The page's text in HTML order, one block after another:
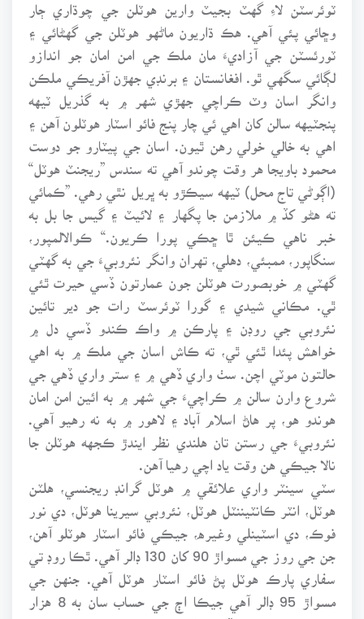
ٽوئرسٽن لاءِ گهٽ بجيٽ وارين هوٽلن جي چوڌاري ڄار
وڇائي پئي آهي. هڪ ڌاريون ماڻهو هوٽلن جي گهڻائي ۽
ٽورئسٽن جي آزاديءَ مان ملڪ جي امن امان جو اندازو
لڳائي سگهي ٿو. افغانستان ۽ برنڊي جهڙن آفريڪي ملڪن
وانگر اسان وٽ ڪراچي جهڙي شهر ۾ به گذريل ٽيهه
پنجٽيهه سالن کان اهي ئي چار پنج فائو اسٽار هوٽلون آهن ۽
اهي به خالي خولي رهن ٿيون. اسان جي پيٽارو جو دوست
محمود باويجا هر وقت چوندو آهي ته سندس ”ريجنٽ هوٽل“
(اڳوڻي تاج محل) ٽيهه سيڪڙو به ڀريل نٿي رهي. ”ڪمائي
ته هڻو کڏ ۾ ملازمن جا پگهار ۽ لائيٽ ۽ گيس جا بل به
خبر ناهي ڪيئن ٿا ڇڪي پورا ڪريون.“ ڪوالالمپور،
سنگاپور، ممبئي، دهلي، تهران وانگر نئروبيءَ جي به گهٽي
گهٽي ۾ خوبصورت هوٽلن جون عمارتون ڏسي حيرت ٿئي
ٿي. مڪاني شيدي ۽ گورا ٽوئرسٽ رات جو دير تائين
نئروبي جي روڊن ۽ پارڪن ۾ واڪ ڪندو ڏسي دل ۾
خواهش پئدا ٿئي ٿي، ته ڪاش اسان جي ملڪ ۾ به اهي
حالتون موٽي اچن. سٺ واري ڏهي ۾ ۽ ستر واري ڏهي جي
شروع وارن سالن ۾ ڪراچيءَ جي شهر ۾ به ائين امن امان
هوندو هو، پر هاڻ اسلام آباد ۽ لاهور ۾ به نه رهيو آهي.
نئروبيءَ جي رستن تان هلندي نظر ايندڙ ڪجهه هوٽلن جا
نالا جيڪي هن وقت ياد اچي رهيا آهن.
سٽي سينٽر واري علائقي ۾ هوٽل گرانڊ ريجنسي، هلٽن
هوٽل، انٽر ڪانٽيننٽل هوٽل، نئروبي سيرينا هوٽل، دي نور
فوڪ، دي اسٽينلي وغيره، جيڪي فائو اسٽار هوٽلو آهن،
جن جي روز جي مسواڙ 90 کان 130 ڊالر آهي. ٿڪا روڊ تي
سفاري پارڪ هوٽل پڻ فائو اسٽار هوٽل آهي. جنهن جي
مسواڙ 95 ڊالر آهي جيڪا اڄ جي حساب سان به 8 هزار